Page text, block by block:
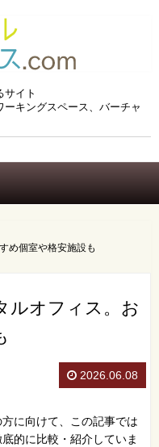
サイト
キングスペース、バーチャ
沿線でさがす
め個室や格安施設も
ルオフィス。お
2026.06.08
に向けて、この記事では
的に比較・紹介していま